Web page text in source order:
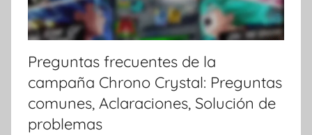
Preguntas frecuentes de la
campaña Chrono Crystal: Preguntas
comunes, Aclaraciones, Solución de
problemas